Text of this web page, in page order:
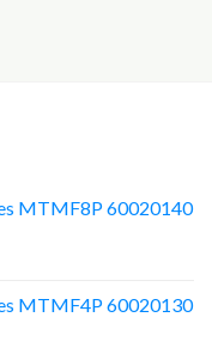
MTMF8P 60020140
MTMF4P 60020130